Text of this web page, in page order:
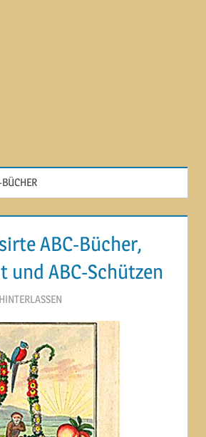
ABC-Bücher,
und ABC-Schützen